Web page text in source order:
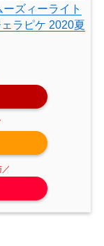
ズィーライト
ラピケ 2020夏